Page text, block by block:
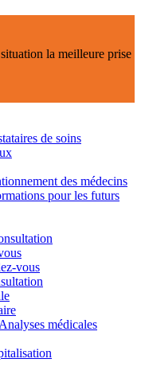
la meilleure prise
de soins
des médecins
pour les futurs
vous
médicales